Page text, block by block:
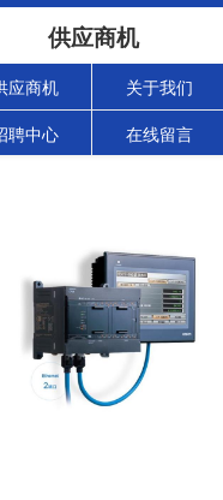
供应商机
应商机 关于我们
聘中心 在线留言